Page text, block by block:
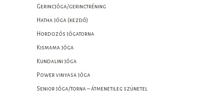
Gerincjóga/gerinctréning
Hatha jóga (kezdő)
Hordozós jógatorna
Kismama jóga
Kundalini jóga
Power vinyasa jóga
Senior jóga/torna – átmenetileg szünetel